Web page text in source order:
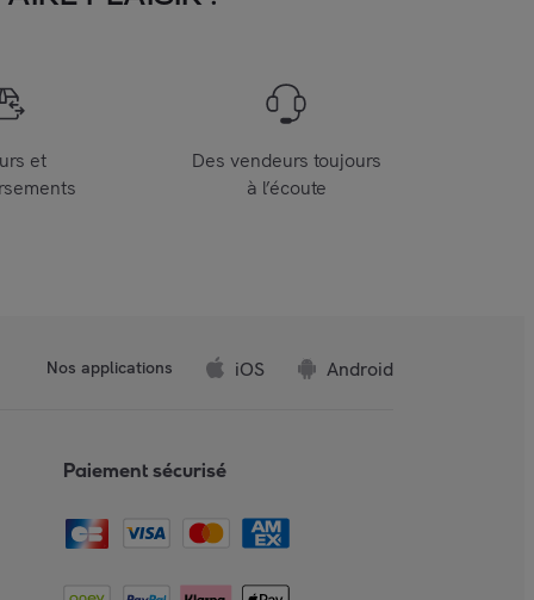
et
Des vendeurs toujours
à l’écoute
Nos applications iOS Android
Paiement sécurisé